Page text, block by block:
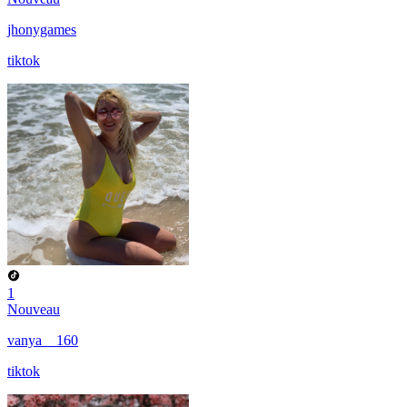
jhonygames
tiktok
1
Nouveau
vanya__160
tiktok